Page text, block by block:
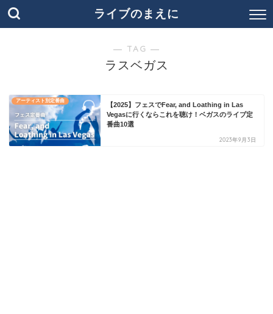
ライブのまえに
― TAG ―
ラスベガス
アーティスト別定番曲
【2025】フェスでFear, and Loathing in Las
Vegasに行くならこれを聴け！ベガスのライブ定
番曲10選
2023年9月3日